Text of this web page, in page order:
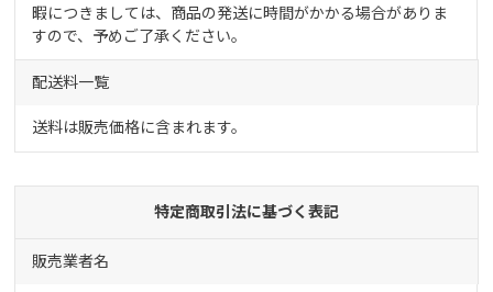
暇につきましては、商品の発送に時間がかかる場合がありま
すので、予めご了承ください。
配送料一覧
送料は販売価格に含まれます。
特定商取引法に基づく表記
販売業者名